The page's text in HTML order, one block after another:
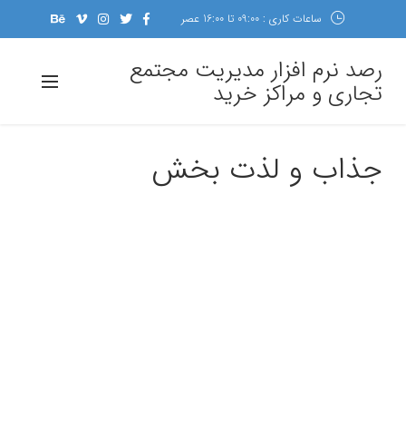
ساعات کاری : 09:00 تا 16:00 عصر
رصد نرم افزار مدیریت مجتمع
تجاری و مراکز خرید
جذاب و لذت بخش